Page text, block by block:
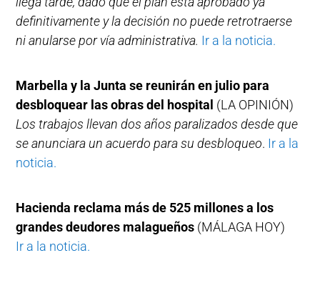
definitivamente y la decisión no puede retrotraerse
ni anularse por vía administrativa. Ir a la noticia.
Marbella y la Junta se reunirán en julio para
desbloquear las obras del hospital (LA OPINIÓN)
Los trabajos llevan dos años paralizados desde que
se anunciara un acuerdo para su desbloqueo. Ir a la
noticia.
Hacienda reclama más de 525 millones a los
grandes deudores malagueños (MÁLAGA HOY)
Ir a la noticia.